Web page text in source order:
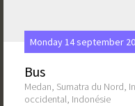
Monday 14 september
Bus
Medan, Sumatra du Nord,
occidental, Indonésie